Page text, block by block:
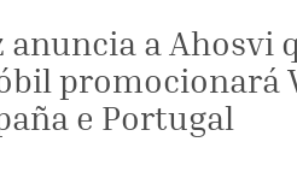
a Ahosvi
promocionará
e Portugal